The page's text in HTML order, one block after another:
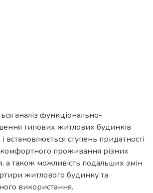
аналіз функціонально-
типових житлових будинків
ступень придатності
проживання різних
а також можливість подальших змін
житлового будинку та
використання.